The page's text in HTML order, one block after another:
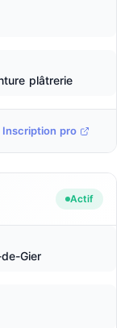
plâtrerie
Inscription pro
Actif
Gier